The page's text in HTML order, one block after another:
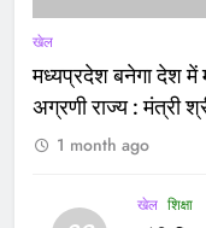
Latest
राज्य